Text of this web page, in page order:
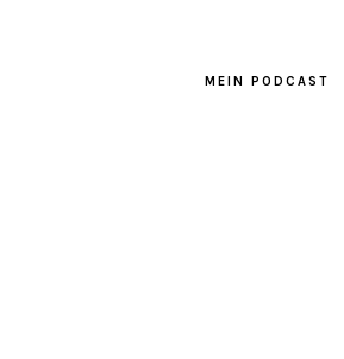
MEIN PODCAST